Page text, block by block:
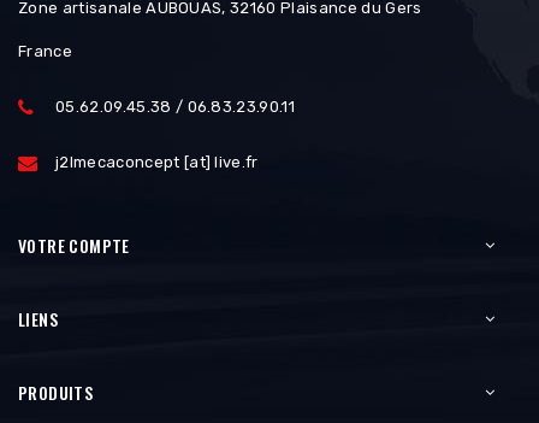
Zone artisanale AUBOUAS, 32160 Plaisance du Gers
France
05.62.09.45.38 / 06.83.23.90.11
j2lmecaconcept [at] live.fr
VOTRE COMPTE
LIENS
PRODUITS